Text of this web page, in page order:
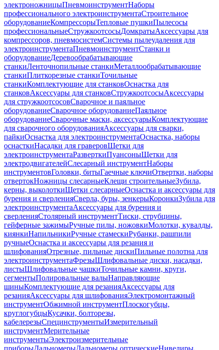
электроножницыПневмоинструментНаборы
профессионального электроинструментаСтроительное
оборудованиеКомпрессорыТепловые пушкиПылесосы
профессиональныеСтружкоотсосыДомкратыАксессуары для
компрессоров, пневмосистемСистемы пылеудаления для
электроинструментаПневмоинструментСтанки и
оборудованиеДеревообрабатывающие
станкиЛенточнопильные станкиМеталлообрабатывающие
станкиПлиткорезные станкиТочильные
станкиКомплектующие для станковОснастка для
станковАксессуары для станковСтружкоотсосыАксессуары
для стружкоотсосовСварочное и паяльное
оборудованиеСварочное оборудованиеПаяльное
оборудованиеСварочные маски, аксессуарыКомплектующие
для сварочного оборудованияАксессуары для сварки,
пайкиОснастка для электроинструментаОснастка, наборы
оснасткиНасадки для граверовЩетки для
электроинструментаРазверткиПуансоныЩетки для
электродвигателейСлесарный инструментНаборы
инструментовГоловки, битыГаечные ключиОтвертки, наборы
отвертокНожницы слесарныеКлещи строительныеЗубила,
керны, выколоткиЩетки слесарныеОснастка и аксессуары для
бурения и сверленияСверла, буры, зенкерыКоронкиЗубила для
электроинструментаАксессуары для бурения и
сверленияСтолярный инструментТиски, струбцины,
гейферные зажимыРучные пилы, ножовкиМолотки, кувалды,
киянкиНапильникиРучные стамескиРубанки, рашпили
ручныеОснастка и аксессуары для резания и
шлифованияОтрезные, пильные дискиПильные полотна для
электроинструментаФрезыШлифовальные диски, насадки,
листыШлифовальные чашкиТочильные камни, круги,
сегментыПолировальные валыНаправляющие
шиныКомплектующие для резанияАксессуары для
резанияАксессуары для шлифованияЭлектромонтажный
инструментОбжимной инструментПлоскогубцы,
круглогубцыКусачки, болторезы,
кабелерезыСпецинструментыИзмерительный
инструментМерительные
инструментыЭлектроизмерительные
приборыДальномерыДальномеры оптическиеНивелиры,